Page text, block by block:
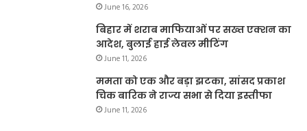
June 16, 2026
बिहार में शराब माफियाओं पर सख्त एक्शन का
आदेश, बुलाई हाई लेवल मीटिंग
June 11, 2026
ममता को एक और बड़ा झटका, सांसद प्रकाश
चिक बारिक ने राज्य सभा से दिया इस्तीफा
June 11, 2026